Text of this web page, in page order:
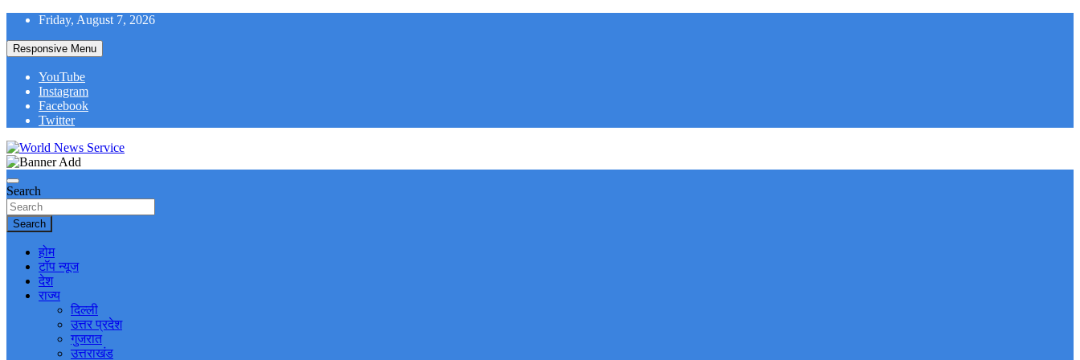
Skip
content
Friday, August 7, 2026
Responsive Menu
YouTube
Instagram
Facebook
Twitter
World News Service
Search
Search
होम
टॉप न्यूज
देश
राज्य
दिल्ली
उत्तर प्रदेश
गुजरात
उत्तराखंड